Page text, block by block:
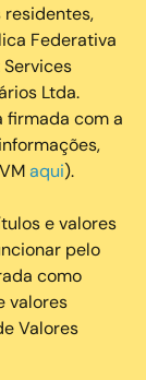
residentes,
Federativa
Ltda.
firmada com a
aqui).
e valores
pelo
como
valores
Valores